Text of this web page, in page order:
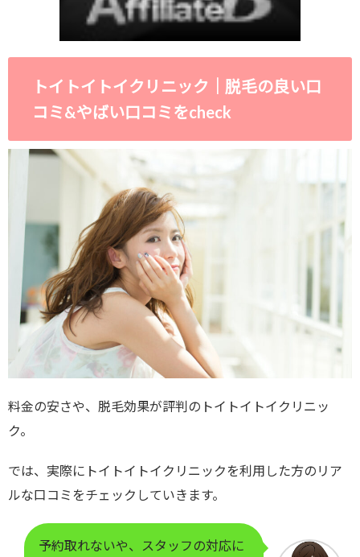
トイトイトイクリニック｜脱毛の良い口
コミ&やばい口コミをcheck
料金の安さや、脱毛効果が評判のトイトイトイクリニッ
ク。
では、実際にトイトイトイクリニックを利用した方のリア
ルな口コミをチェックしていきます。
予約取れないや、スタッフの対応に